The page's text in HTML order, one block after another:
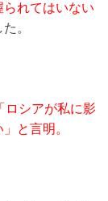
られてはいない
。
ロシアが私に影
と言明。